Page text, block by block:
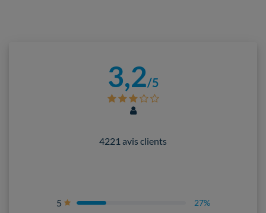
3,2/5
4221 avis clients
5 27%